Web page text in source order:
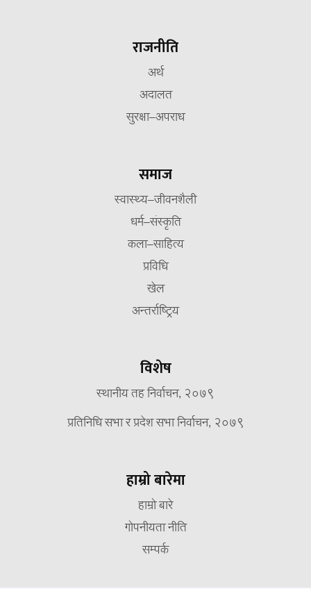
राजनीति
अर्थ
अदालत
सुरक्षा–अपराध
समाज
स्वास्थ्य–जीवनशैली
धर्म–संस्कृति
कला–साहित्य
प्रविधि
खेल
अन्तर्राष्ट्रिय
विशेष
स्थानीय तह निर्वाचन, २०७९
प्रतिनिधि सभा र प्रदेश सभा निर्वाचन, २०७९
हाम्रो बारेमा
हाम्रो बारे
गोपनीयता नीति
सम्पर्क